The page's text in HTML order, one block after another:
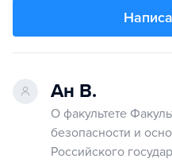
Ан В.
О факультете
безопасности и
Российского